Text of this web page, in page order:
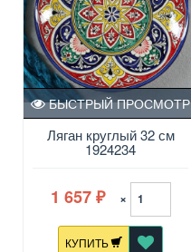
Ляган круглый 32 см
1924234
БЫСТРЫЙ ПРОСМОТР
1 657 ₽ ×
КУПИТЬ